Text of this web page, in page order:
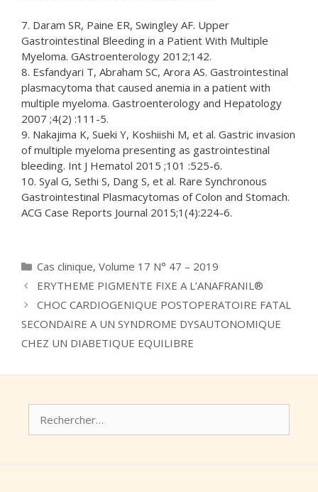
7. Daram SR, Paine ER, Swingley AF. Upper
Gastrointestinal Bleeding in a Patient With Multiple
Myeloma. GAstroenterology 2012;142.
8. Esfandyari T, Abraham SC, Arora AS. Gastrointestinal
plasmacytoma that caused anemia in a patient with
multiple myeloma. Gastroenterology and Hepatology
2007 ;4(2) :111-5.
9. Nakajima K, Sueki Y, Koshiishi M, et al. Gastric invasion
of multiple myeloma presenting as gastrointestinal
bleeding. Int J Hematol 2015 ;101 :525-6.
10. Syal G, Sethi S, Dang S, et al. Rare Synchronous
Gastrointestinal Plasmacytomas of Colon and Stomach.
ACG Case Reports Journal 2015;1(4):224-6.
Catégories
Cas clinique, Volume 17 N° 47 – 2019
ERYTHEME PIGMENTE FIXE A L’ANAFRANIL®
CHOC CARDIOGENIQUE POSTOPERATOIRE FATAL
SECONDAIRE A UN SYNDROME DYSAUTONOMIQUE
CHEZ UN DIABETIQUE EQUILIBRE